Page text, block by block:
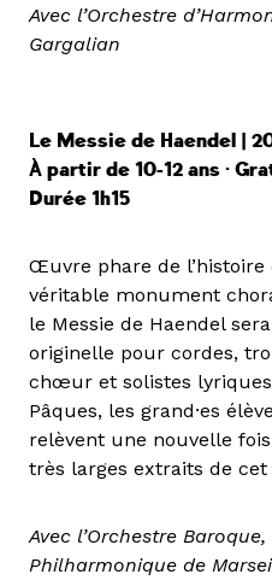
Avec l’Orchestre
Gargalian
Le Messie de Haendel |
À partir de 10-12 ans ·
Durée 1h15
Œuvre phare de
véritable monument
le Messie de Haendel
originelle pour cordes,
chœur et solistes
Pâques, les grand·es
relèvent une nouvelle
très larges extraits de
Avec l’Orchestre
Philharmonique de